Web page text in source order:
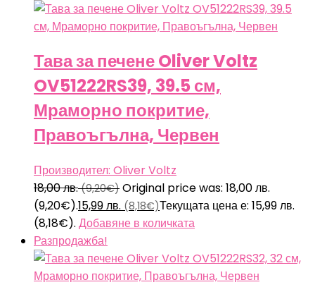
Тава за печене Oliver Voltz
OV51222RS39, 39.5 см,
Мраморно покритие,
Правоъгълна, Червен
Производител: Oliver Voltz
18,00лв.(9,20€) Original price was: 18,00 лв.
(9,20€).15,99лв. (8,18€)Текущата цена е: 15,99 лв.
(8,18€). Добавяне в количката
Разпродажба!